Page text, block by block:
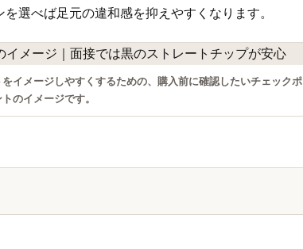
選べば足元の違和感を抑えやすくなります。
イメージしやすくするための、購入前に確認したいチェックポ
のイメージです。